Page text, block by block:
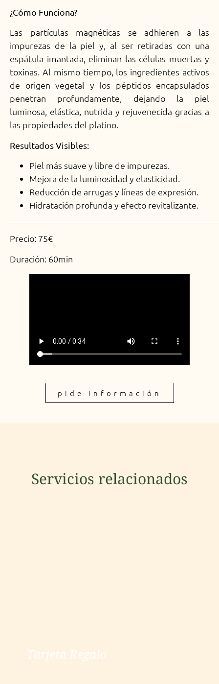
¿Cómo Funciona?
Las partículas magnéticas se adhieren a las
impurezas de la piel y, al ser retiradas con una
espátula imantada, eliminan las células muertas y
toxinas. Al mismo tiempo, los ingredientes activos
de origen vegetal y los péptidos encapsulados
penetran profundamente, dejando la piel
luminosa, elástica, nutrida y rejuvenecida gracias a
las propiedades del platino.
Resultados Visibles:
Piel más suave y libre de impurezas.
Mejora de la luminosidad y elasticidad.
Reducción de arrugas y líneas de expresión.
Hidratación profunda y efecto revitalizante.
Precio: 75€
Duración: 60min
pide información
Servicios relacionados
Tarjeta Regalo